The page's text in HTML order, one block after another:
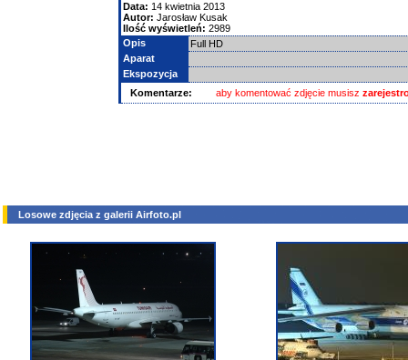
Data: 14 kwietnia 2013
Autor: Jarosław Kusak
Ilość wyświetleń: 2989
Opis
Full HD
Aparat
Ekspozycja
Komentarze:
aby komentować zdjęcie musisz
Losowe zdjęcia z galerii Airfoto.pl